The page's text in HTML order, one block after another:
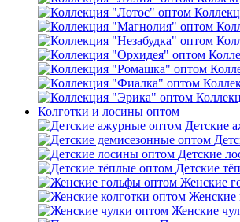
Колготки и лосины оптом
Детские
Детские
Детские
Женские
Женские
Женские